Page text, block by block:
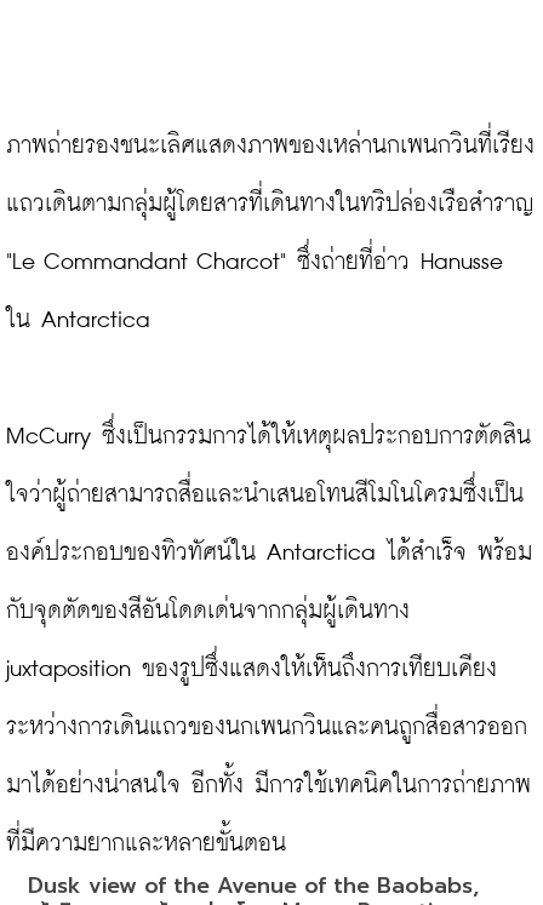
ภาพถ่ายรองชนะเลิศแสดงภาพของเหล่านกเพนกวินที่เรียง
แถวเดินตามกลุ่มผู้โดยสารที่เดินทางในทริปล่องเรือสำราญ
"Le Commandant Charcot" ซึ่งถ่ายที่อ่าว Hanusse
ใน Antarctica
McCurry ซึ่งเป็นกรรมการได้ให้เหตุผลประกอบการตัดสิน
ใจว่าผู้ถ่ายสามารถสื่อและนำเสนอโทนสีโมโนโครมซึ่งเป็น
องค์ประกอบของทิวทัศน์ใน Antarctica ได้สำเร็จ พร้อม
กับจุดตัดของสีอันโดดเด่นจากกลุ่มผู้เดินทาง ​
juxtaposition ของรูปซึ่งแสดงให้เห็นถึงการเทียบเคียง
ระหว่างการเดินแถวของนกเพนกวินและคนถูกสื่อสารออก
มาได้อย่างน่าสนใจ อีกทั้ง มีการใช้เทคนิคในการถ่ายภาพ
Dusk view of the Avenue of the Baobabs,